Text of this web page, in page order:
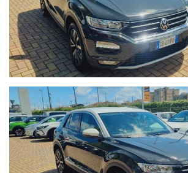
vantaggiosi.
- Su ogni nostro veicolo vengono eseguiti
prima della consegna.
- In caso di veicoli da dare in permuta, si
messaggio su Whatsapp al numero
marca, modello, anno di immatricolazione,
interventi eseguiti e veicolo di interesse.
Sono inoltre necessarie fotografie
posseduta. I nostri consulenti risponderanno
prima valutazione indicativa migliroabile di
- Il Gruppo Autoquadrifoglio è